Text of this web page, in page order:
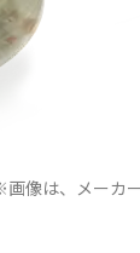
像は、メーカ